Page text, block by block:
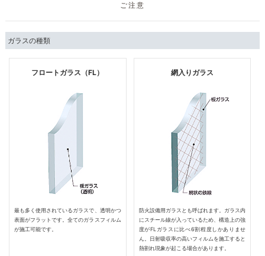
ご注意
ガラスの種類
フロートガラス（FL）
最も多く使用されているガラスで、透明かつ
表面がフラットです。全てのガラスフィルム
が施工可能です。
網入りガラス
防火設備用ガラスとも呼ばれます。ガラス内
にスチール線が入っているため、構造上の強
度がFLガラスに比べ6割程度しかありませ
ん。日射吸収率の高いフィルムを施工すると
熱割れ現象が起こる場合があります。